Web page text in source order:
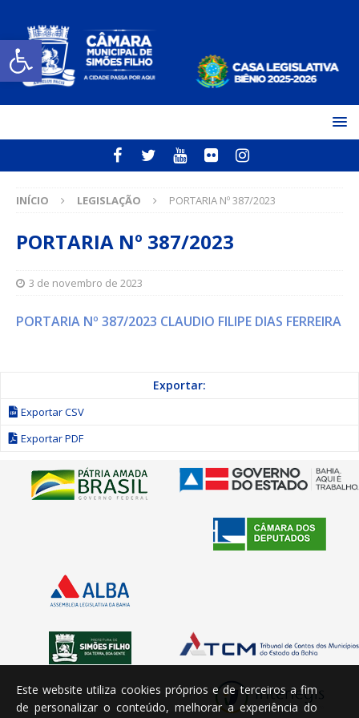
Open toolbar
INÍCIO LEGISLAÇÃO PORTARIA Nº 387/2023
PORTARIA Nº 387/2023
3 de novembro de 2023
PORTARIA Nº 387/2023 CLAUDIO FILIPE DIAS FERREIRA
Exportar:
Exportar CSV
Exportar PDF
Este website utiliza cookies próprios e de terceiros a fim
de personalizar o conteúdo, melhorar a experiência do